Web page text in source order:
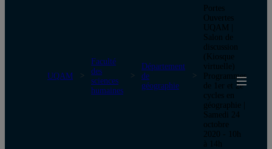
UQAM
Faculté
des
sciences
humaines
Département
de
géographie
Portes
Ouvertes
UQAM |
Salon de
discussion
(Kiosque
virtuelle)
Programmes
de 1er et 2e
cycles en
géographie |
Samedi 24
octobre
2020 - 10h
à 14h